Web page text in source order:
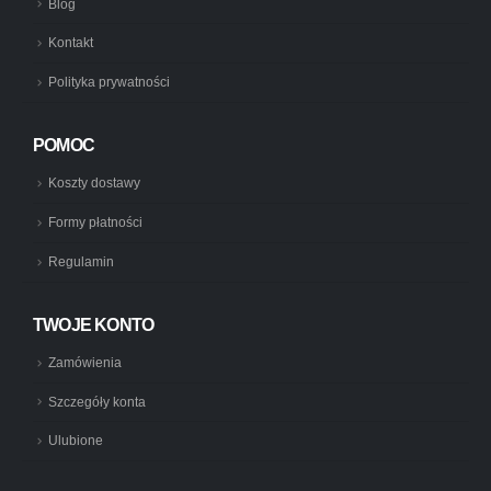
Blog
Kontakt
Polityka prywatności
POMOC
Koszty dostawy
Formy płatności
Regulamin
TWOJE KONTO
Zamówienia
Szczegóły konta
Ulubione